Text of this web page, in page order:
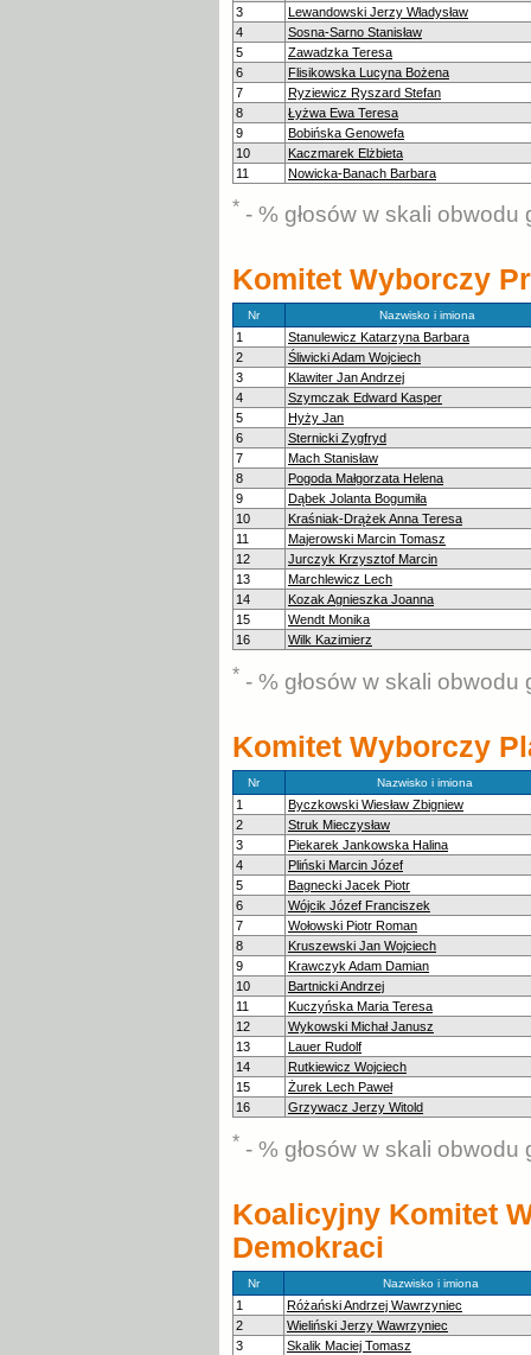
3
Lewandowski Jerzy Władysław
4
Sosna-Sarno Stanisław
5
Zawadzka Teresa
6
Flisikowska Lucyna Bożena
7
Ryziewicz Ryszard Stefan
8
Łyżwa Ewa Teresa
9
Bobińska Genowefa
10
Kaczmarek Elżbieta
11
Nowicka-Banach Barbara
* - % głosów w skali obwodu
Komitet Wyborczy
Nr Nazwisko i imiona
1
Stanulewicz Katarzyna Barbara
2
Śliwicki Adam Wojciech
3
Klawiter Jan Andrzej
4
Szymczak Edward Kasper
5
Hyży Jan
6
Sternicki Zygfryd
7
Mach Stanisław
8
Pogoda Małgorzata Helena
9
Dąbek Jolanta Bogumiła
10
Kraśniak-Drążek Anna Teresa
11
Majerowski Marcin Tomasz
12
Jurczyk Krzysztof Marcin
13
Marchlewicz Lech
14
Kozak Agnieszka Joanna
15
Wendt Monika
16
Wilk Kazimierz
* - % głosów w skali obwodu
Komitet Wyborczy
Nr Nazwisko i imiona
1
Byczkowski Wiesław Zbigniew
2
Struk Mieczysław
3
Piekarek Jankowska Halina
4
Pliński Marcin Józef
5
Bagnecki Jacek Piotr
6
Wójcik Józef Franciszek
7
Wołowski Piotr Roman
8
Kruszewski Jan Wojciech
9
Krawczyk Adam Damian
10
Bartnicki Andrzej
11
Kuczyńska Maria Teresa
12
Wykowski Michał Janusz
13
Lauer Rudolf
14
Rutkiewicz Wojciech
15
Żurek Lech Paweł
16
Grzywacz Jerzy Witold
* - % głosów w skali obwodu
Koalicyjny Komitet
Demokraci
Nr Nazwisko i imiona
1
Różański Andrzej Wawrzyniec
2
Wieliński Jerzy Wawrzyniec
3
Skalik Maciej Tomasz